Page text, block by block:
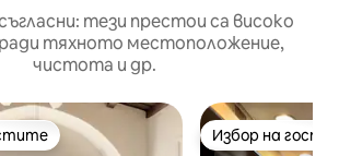
тези престои са високо
тяхното местоположение,
чистота и др.
на гостите Избор на
Избор на